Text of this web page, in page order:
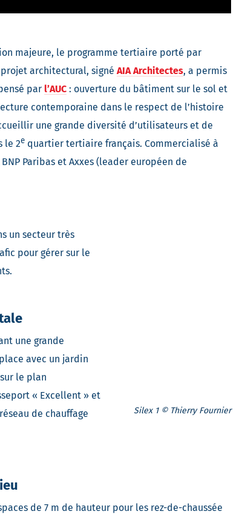
majeure, le programme tertiaire porté par
projet architectural, signé AIA Architectes, a permis
par l’AUC : ouverture du bâtiment sur le sol et
contemporaine dans le respect de l’histoire
une grande diversité d’utilisateurs et de
le 2e quartier tertiaire français. Commercialisé à
Paribas et Axxes (leader européen de
Silex 1 © Thierry Fournier
un secteur très
pour gérer sur le
une grande
avec un jardin
le plan
« Excellent » et
de chauffage
de 7 m de hauteur pour les rez-de-chaussée